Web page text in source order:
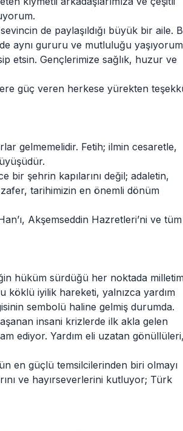
de paylaşıldığı büyük bir aile.
aynı gururu ve mutluluğu
etsin. Gençlerimize sağlık, huzur ve
güç veren herkese yürekten
gelmemelidir. Fetih; ilmin cesaretle,
bir şehrin kapılarını değil; adaletin,
zafer, tarihimizin en önemli dönüm
Akşemseddin Hazretleri’ni ve tüm
hüküm sürdüğü her noktada
köklü iyilik hareketi, yalnızca yardım
sembolü haline gelmiş durumda.
insani krizlerde ilk akla gelen
ediyor. Yardım eli uzatan gönüllüleri,
en güçlü temsilcilerinden biri olmayı
ve hayırseverlerini kutluyor; Türk